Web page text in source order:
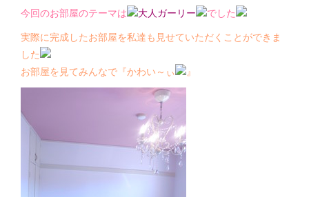
今回のお部屋のテーマは 大人ガーリー でした
実際に完成したお部屋を私達も見せていただくことができま
した
お部屋を見てみんなで『かわい～ぃ
』